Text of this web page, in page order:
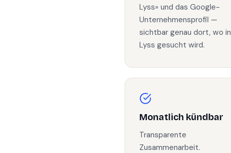
Lyss» und das Google-
Unternehmensprofil —
sichtbar genau dort, wo in
Lyss gesucht wird.
Monatlich kündbar
Transparente
Zusammenarbeit.